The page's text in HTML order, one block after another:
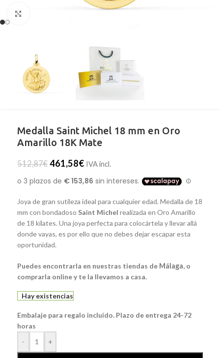
Medalla Saint Michel 18 mm en Oro
Amarillo 18K Mate
512,87€ 461,58€ IVA incl.
Joya de gran sutileza ideal para cualquier edad. Medalla de 18
mm con bondadoso Saint Michel realizada en Oro Amarillo
de 18 kilates. Una joya perfecta para colocártela y llevar allá
donde vayas, es por ello que no debes dejar escapar esta
oportunidad.
Puedes encontrarla en nuestras tiendas de Málaga, o
comprarla online y te la llevamos a casa.
Hay existencias
Embalaje para regalo incluido. Plazo de entrega 24-72
horas
-
+